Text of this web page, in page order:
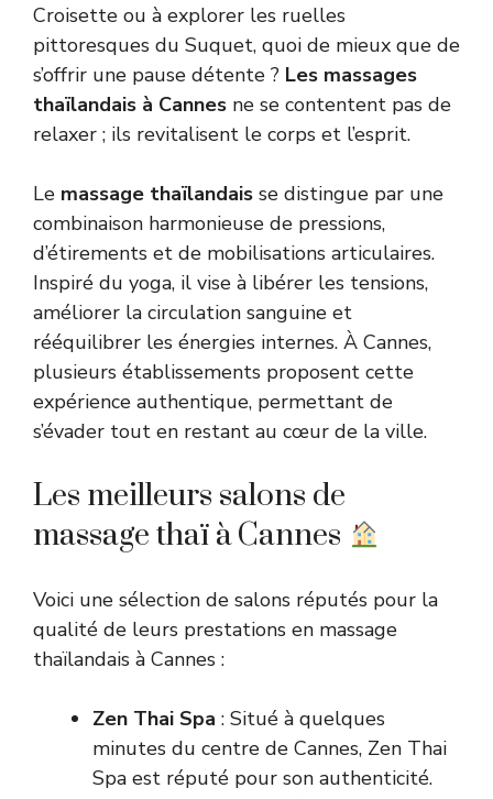
Croisette ou à explorer les ruelles
pittoresques du Suquet, quoi de mieux que de
s’offrir une pause détente ? Les massages
thaïlandais à Cannes ne se contentent pas de
relaxer ; ils revitalisent le corps et l’esprit.
Le massage thaïlandais se distingue par une
combinaison harmonieuse de pressions,
d’étirements et de mobilisations articulaires.
Inspiré du yoga, il vise à libérer les tensions,
améliorer la circulation sanguine et
rééquilibrer les énergies internes. À Cannes,
plusieurs établissements proposent cette
expérience authentique, permettant de
s’évader tout en restant au cœur de la ville.
Les meilleurs salons de
massage thaï à Cannes
Voici une sélection de salons réputés pour la
qualité de leurs prestations en massage
thaïlandais à Cannes :
Zen Thai Spa : Situé à quelques
minutes du centre de Cannes, Zen Thai
Spa est réputé pour son authenticité.